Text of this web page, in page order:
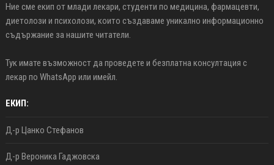
Ние сме екип от млади лекари, студенти по медицина, фармацевти,
диетолози и психолози, които създаваме уникално информационно
съдържание за нашите читатели.
Тук имате възможност да проведете и безплатна консултация с
лекар по WhatsApp или имейл.
ЕКИП:
Д-р Цанко Стефанов
Д-р Вероника Гаджовска